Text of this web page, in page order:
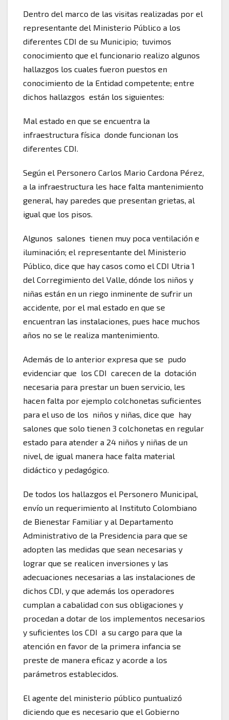
Dentro del marco de las visitas realizadas por el
representante del Ministerio Público a los
diferentes CDI de su Municipio; tuvimos
conocimiento que el funcionario realizo algunos
hallazgos los cuales fueron puestos en
conocimiento de la Entidad competente; entre
dichos hallazgos están los siguientes:
Mal estado en que se encuentra la
infraestructura física donde funcionan los
diferentes CDI.
Según el Personero Carlos Mario Cardona Pérez,
a la infraestructura les hace falta mantenimiento
general, hay paredes que presentan grietas, al
igual que los pisos.
Algunos salones tienen muy poca ventilación e
iluminación; el representante del Ministerio
Público, dice que hay casos como el CDI Utria 1
del Corregimiento del Valle, dónde los niños y
niñas están en un riego inminente de sufrir un
accidente, por el mal estado en que se
encuentran las instalaciones, pues hace muchos
años no se le realiza mantenimiento.
Además de lo anterior expresa que se pudo
evidenciar que los CDI carecen de la dotación
necesaria para prestar un buen servicio, les
hacen falta por ejemplo colchonetas suficientes
para el uso de los niños y niñas, dice que hay
salones que solo tienen 3 colchonetas en regular
estado para atender a 24 niños y niñas de un
nivel, de igual manera hace falta material
didáctico y pedagógico.
De todos los hallazgos el Personero Municipal,
envío un requerimiento al Instituto Colombiano
de Bienestar Familiar y al Departamento
Administrativo de la Presidencia para que se
adopten las medidas que sean necesarias y
lograr que se realicen inversiones y las
adecuaciones necesarias a las instalaciones de
dichos CDI, y que además los operadores
cumplan a cabalidad con sus obligaciones y
procedan a dotar de los implementos necesarios
y suficientes los CDI a su cargo para que la
atención en favor de la primera infancia se
preste de manera eficaz y acorde a los
parámetros establecidos.
El agente del ministerio público puntualizó
diciendo que es necesario que el Gobierno